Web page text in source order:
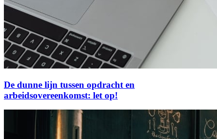
De dunne lijn tussen opdracht en
arbeidsovereenkomst: let op!